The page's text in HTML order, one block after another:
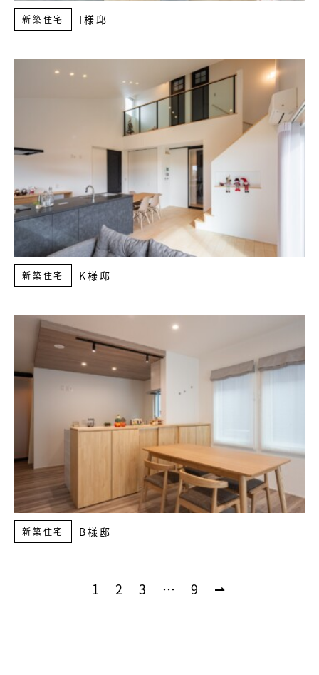
新築住宅 I様邸
新築住宅 K様邸
新築住宅 B様邸
1 2 3 … 9 ⇀